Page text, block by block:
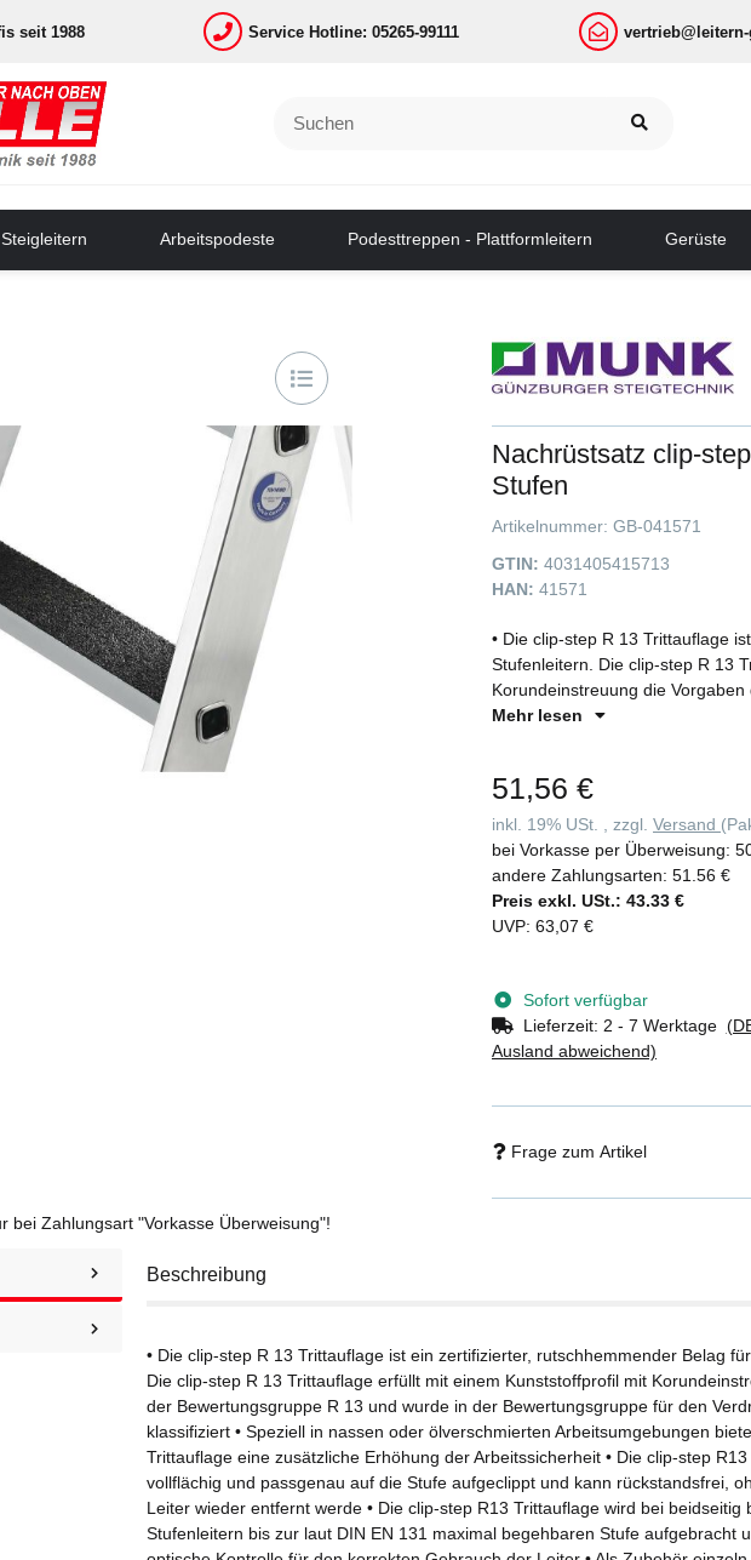
seit 1988 Service Hotline: 05265-99111
Steigleitern Arbeitspodeste Podesttreppen - Plattformleitern Gerüste
Nachrüstsatz clip-
Stufen
Artikelnummer: GB-041571
GTIN: 4031405415713
HAN: 41571
• Die clip-step R 13 Trittauflage
Stufenleitern. Die clip-step R 13
Korundeinstreuung die
Bewertungsgruppe für den
zusätzliche Erhöhung der
vollflächig und passgenau auf
Beschädigung der Leiter wieder
beidseitig begehbaren
Stufe aufgebracht und
Gebrauch der Leiter • Als
(unverbindliche
Mehr lesen
51,56 €
inkl. 19% USt. , zzgl. Versand
bei Vorkasse per Überweisung:
andere Zahlungsarten: 51.56 €
Preis exkl. USt.: 43.33 €
UVP: 63,07 €
Sofort verfügbar
Lieferzeit: 2 - 7 Werktage
Ausland abweichend)
Frage zum Artikel
bei Zahlungsart "Vorkasse Überweisung"!
Beschreibung
• Die clip-step R 13 Trittauflage ist ein zertifizierter, rutschhemmender Belag
Die clip-step R 13 Trittauflage erfüllt mit einem Kunststoffprofil mit
der Bewertungsgruppe R 13 und wurde in der Bewertungsgruppe für den
klassifiziert • Speziell in nassen oder ölverschmierten Arbeitsumgebungen
Trittauflage eine zusätzliche Erhöhung der Arbeitssicherheit • Die clip-step
vollflächig und passgenau auf die Stufe aufgeclippt und kann rückstandsfrei,
Leiter wieder entfernt werde • Die clip-step R13 Trittauflage wird bei beidseitig
Stufenleitern bis zur laut DIN EN 131 maximal begehbaren Stufe aufgebracht